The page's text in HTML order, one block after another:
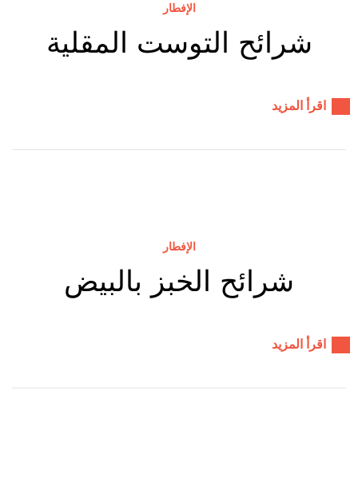
الإفطار
شرائح التوست المقلية
اقرأ المزيد
الإفطار
شرائح الخبز بالبيض
اقرأ المزيد